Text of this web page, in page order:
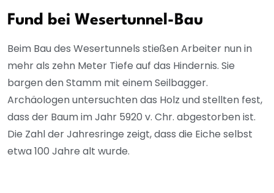
Fund bei Wesertunnel-Bau
Beim Bau des Wesertunnels stießen Arbeiter nun in
mehr als zehn Meter Tiefe auf das Hindernis. Sie
bargen den Stamm mit einem Seilbagger.
Archäologen untersuchten das Holz und stellten fest,
dass der Baum im Jahr 5920 v. Chr. abgestorben ist.
Die Zahl der Jahresringe zeigt, dass die Eiche selbst
etwa 100 Jahre alt wurde.